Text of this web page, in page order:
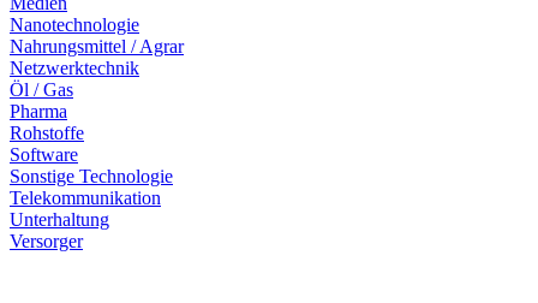
Nanotechnologie
Nahrungsmittel / Agrar
Netzwerktechnik
Öl / Gas
Pharma
Rohstoffe
Software
Sonstige Technologie
Telekommunikation
Unterhaltung
Versorger